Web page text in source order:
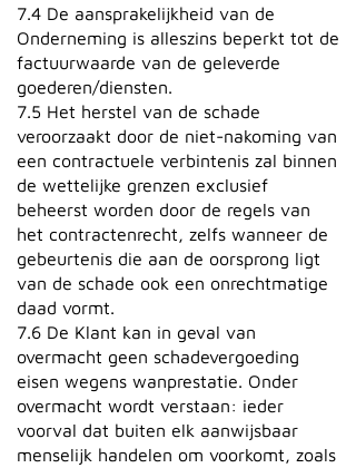
7.4 De aansprakelijkheid van de
Onderneming is alleszins beperkt tot de
factuurwaarde van de geleverde
goederen/diensten.
7.5 Het herstel van de schade
veroorzaakt door de niet-nakoming van
een contractuele verbintenis zal binnen
de wettelijke grenzen exclusief
beheerst worden door de regels van
het contractenrecht, zelfs wanneer de
gebeurtenis die aan de oorsprong ligt
van de schade ook een onrechtmatige
daad vormt.
7.6 De Klant kan in geval van
overmacht geen schadevergoeding
eisen wegens wanprestatie. Onder
overmacht wordt verstaan: ieder
voorval dat buiten elk aanwijsbaar
menselijk handelen om voorkomt, zoals